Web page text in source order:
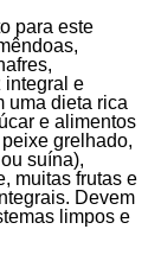
para este
integral e
uma dieta rica
e alimentos
grelhado,
suína),
muitas frutas e
Devem
limpos e